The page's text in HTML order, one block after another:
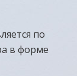
по
в форме